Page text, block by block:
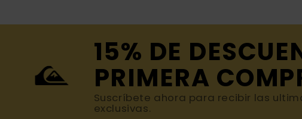
15% DE
PRIMERA
Suscríbete ahora para recibir las
exclusivas.